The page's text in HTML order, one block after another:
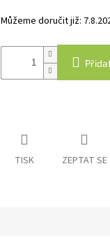
Můžeme doručit již:
TISK ZEPTAT SE